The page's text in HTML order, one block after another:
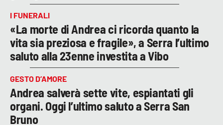
I FUNERALI
«La morte di Andrea ci ricorda quanto la
vita sia preziosa e fragile», a Serra l’ultimo
saluto alla 23enne investita a Vibo
GESTO D’AMORE
Andrea salverà sette vite, espiantati gli
organi. Oggi l’ultimo saluto a Serra San
Bruno